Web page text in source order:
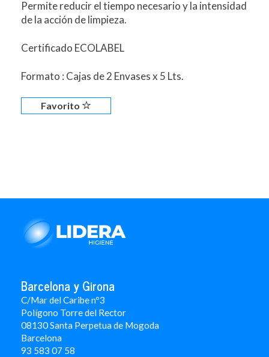
Permite reducir el tiempo necesario y la intensidad
de la acción de limpieza.
Certificado ECOLABEL
Formato : Cajas de 2 Envases x 5 Lts.
Favorito
Barcelona y Girona
C/Mar del Caribe nº3
Polígono Torre del Rector
08130 Santa Perpetua de Mogoda
Barcelona
93 583 07 58